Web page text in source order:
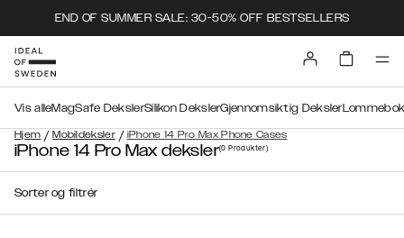
END OF SUMMER SALE: 30-50% OFF BESTSELLERS
Hjem / Mobildeksler / iPhone 14 Pro Max Phone Cases
Vis alleMagSafe DekslerSilikon DekslerGjennomsiktig Deksler
iPhone 14 Pro Max deksler(0Produkter)
Sorter og filtrér